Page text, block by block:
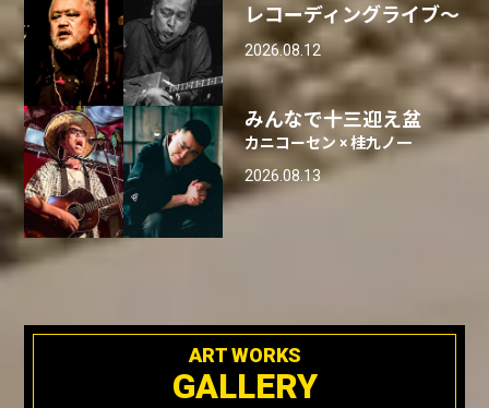
レコーディングライブ〜
2026.08.12
みんなで十三迎え盆
カニコーセン × 桂九ノ一
2026.08.13
ART WORKS
GALLERY